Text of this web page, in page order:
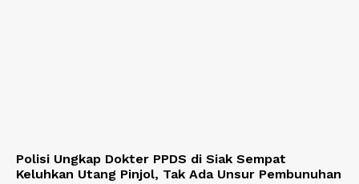
Polisi Ungkap Dokter PPDS di Siak Sempat
Keluhkan Utang Pinjol, Tak Ada Unsur Pembunuhan